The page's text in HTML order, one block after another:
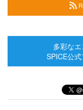
多彩な
SPICE公